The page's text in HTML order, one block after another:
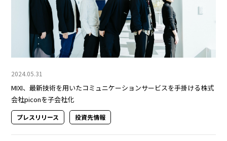
2024.05.31
MIXI、最新技術を用いたコミュニケーションサービスを手掛ける株式
会社piconを子会社化
プレスリリース 投資先情報